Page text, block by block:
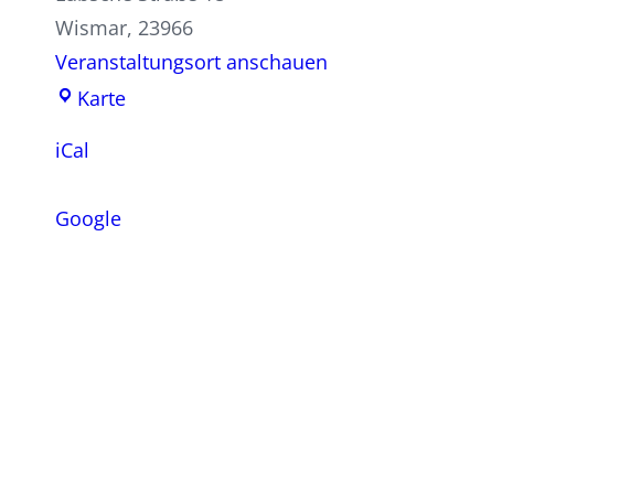
Wismar, 23966
Veranstaltungsort anschauen
KarteSchlauch
iCal
Google